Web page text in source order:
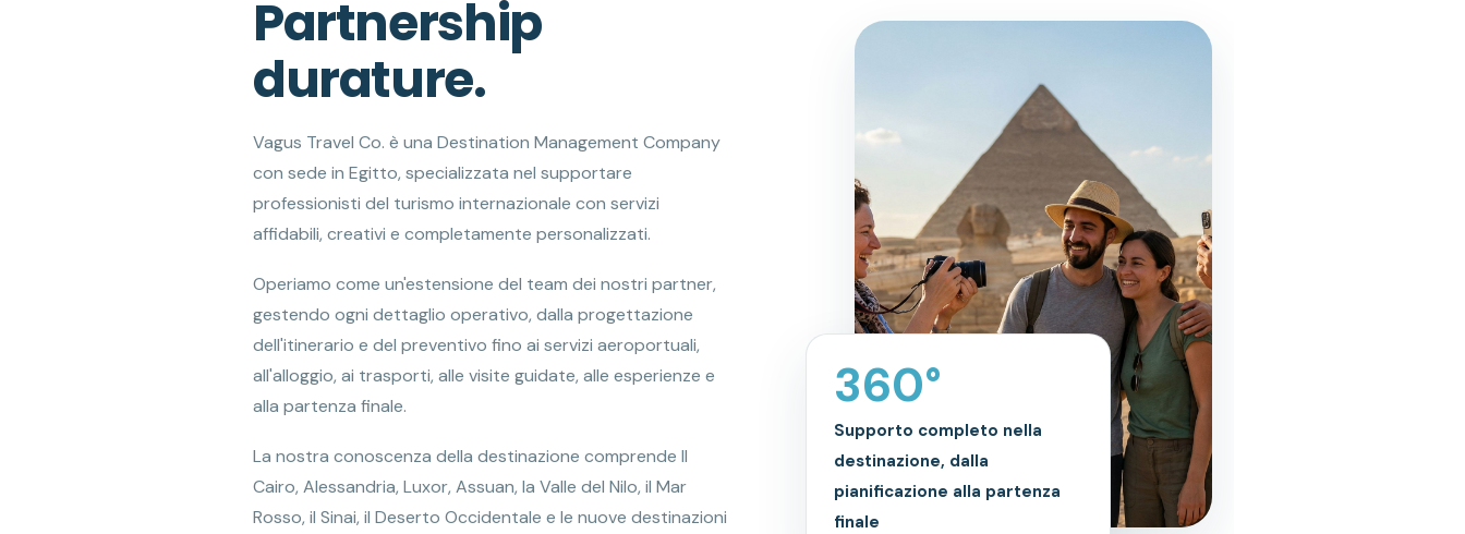
Partnership
durature.
Vagus Travel Co. è una Destination Management Company
con sede in Egitto, specializzata nel supportare
professionisti del turismo internazionale con servizi
affidabili, creativi e completamente personalizzati.
Operiamo come un'estensione del team dei nostri partner,
gestendo ogni dettaglio operativo, dalla progettazione
dell'itinerario e del preventivo fino ai servizi aeroportuali,
all'alloggio, ai trasporti, alle visite guidate, alle esperienze e
alla partenza finale.
La nostra conoscenza della destinazione comprende Il
Cairo, Alessandria, Luxor, Assuan, la Valle del Nilo, il Mar
Rosso, il Sinai, il Deserto Occidentale e le nuove destinazioni
360°
Supporto completo nella
destinazione, dalla
pianificazione alla partenza
finale